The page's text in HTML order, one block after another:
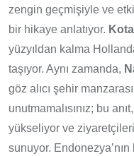
zengin geçmişiyle ve
bir hikaye anlatıyor.
yüzyıldan kalma
taşıyor. Aynı zamanda,
göz alıcı şehir
unutmamalısınız; bu
yükseliyor ve
sunuyor.